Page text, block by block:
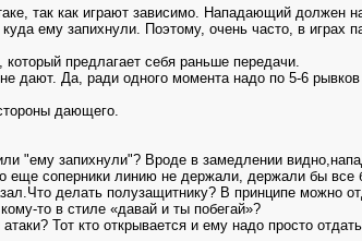
так как играют зависимо. Нападающий должен
ему запихнули. Поэтому, очень часто, в играх
предлагает себя раньше передачи.
дают. Да, ради одного момента надо по 5-6 рывков
дающего.
"ему запихнули"? Вроде в замедлении
еще соперники линию не держали, держали бы
делать полузащитнику? В принципе можно
то в стиле «давай и ты побегай»?
Тот кто открывается и ему надо просто